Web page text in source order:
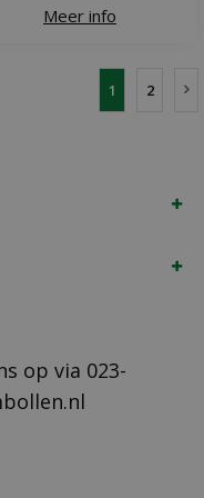
Meer info
1 2
op via 023-